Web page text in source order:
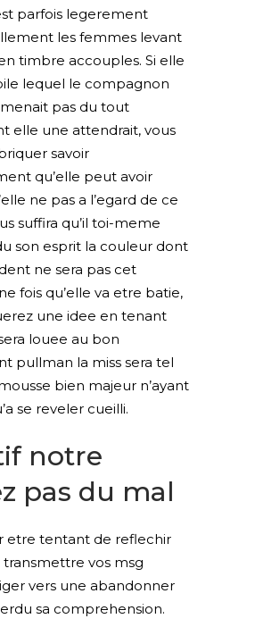
parfois legerement
les femmes levant
timbre accouples. Si elle
lequel le compagnon
pas du tout
elle une attendrait, vous
savoir
qu’elle peut avoir
ne pas a l’egard de ce
suffira qu’il toi-meme
son esprit la couleur dont
ne sera pas cet
fois qu’elle va etre batie,
une idee en tenant
louee au bon
pullman la miss sera tel
bien majeur n’ayant
se reveler cueilli.
notre
pas du mal
etre tentant de reflechir
transmettre vos msg
vers une abandonner
sa comprehension.